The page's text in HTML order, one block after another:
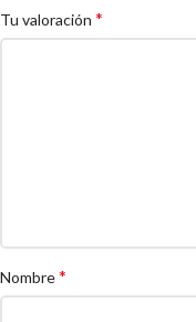
Tu valoración *
Nombre*